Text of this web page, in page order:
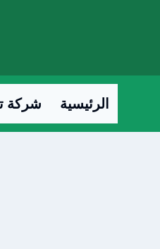
الرئيسية شركة